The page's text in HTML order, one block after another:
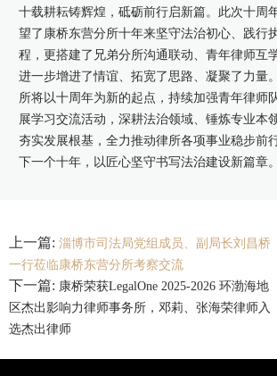
十载耕耘铸辉煌，砥砺前行启新篇。此次十周
望了康桥东营分所十年来坚守法治初心、践行
程，更搭建了兄弟分所沟通联动、青年律师互
进一步增进了情谊、拓宽了思路、凝聚了力量
所将以十周年为新的起点，持续加强青年律师
展学习交流活动，深耕法治领域、锤炼专业本
夯实发展根基，全力推动律所各项事业稳步前
下一个十年，以匠心坚守书写法治建设新篇章。
上一篇: 淄博市司法局党组成员、副局长刘昌桥
一行莅临康桥东营分所考察交流
下一篇: 康桥荣获LegalOne 2025-2026 环渤海地
区杰出影响力律师事务所，邓莉、张海荣律师入
选杰出律师